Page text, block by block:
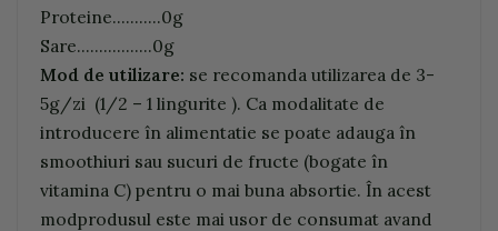
Proteine...........0g
Sare.................0g
Mod de utilizare: se recomanda utilizarea de 3-
5g/zi (1/2 – 1 lingurite ). Ca modalitate de
introducere în alimentatie se poate adauga în
smoothiuri sau sucuri de fructe (bogate în
vitamina C) pentru o mai buna absortie. În acest
modprodusul este mai usor de consumat avand